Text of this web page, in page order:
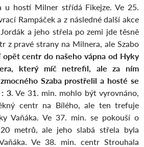
u hostí Milner střídá Fikejze. Ve 25.
Rampáček a z následné další akce
a jeho střela po zemi jde těsně
z pravé strany na Milnera, ale Szabo
centr do našeho vápna od Hyky
který míč netrefil, ale za ním
Szaba prostřelil a hosté se
: 3. Ve 31. min. mohlo být vyrovnáno,
centr na Bílého, ale ten trefuje
Vaňáka. Ve 37. min. se pokouší o
metrů, ale jeho slabá střela byla
Ve 38. min. centr Strouhala